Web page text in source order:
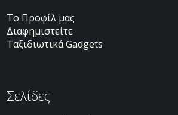
Το Προφίλ μας
Διαφημιστείτε
Ταξιδιωτικά Gadgets
Σελίδες